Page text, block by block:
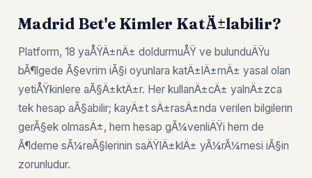
Madrid Bet'e Kimler KatÄ±labilir?
Platform, 18 yaÅŸÄ±nÄ± doldurmuÅŸ ve bulunduÄŸu
bÃ¶lgede Ã§evrim iÃ§i oyunlara katÄ±lÄ±mÄ± yasal olan
yetiÅŸkinlere aÃ§Ä±ktÄ±r. Her kullanÄ±cÄ± yalnÄ±zca
tek hesap aÃ§abilir; kayÄ±t sÄ±rasÄ±nda verilen bilgilerin
gerÃ§ek olmasÄ±, hem hesap gÃ¼venliÄŸi hem de
Ã¶deme sÃ¼reÃ§lerinin saÄŸlÄ±klÄ± yÃ¼rÃ¼mesi iÃ§in
zorunludur.